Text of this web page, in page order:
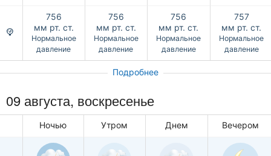
756
мм рт. ст.
Нормальное
давление
756
мм рт. ст.
Нормальное
давление
756
мм рт. ст.
Нормальное
давление
757
мм рт. ст.
Нормальное
давление
Подробнее
09 августа, воскресенье
Ночью Утром Днем Вечером